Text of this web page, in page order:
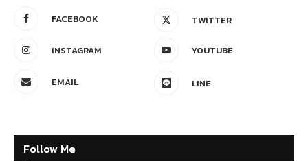
FACEBOOK TWITTER
INSTAGRAM YOUTUBE
EMAIL LINE
Follow Me